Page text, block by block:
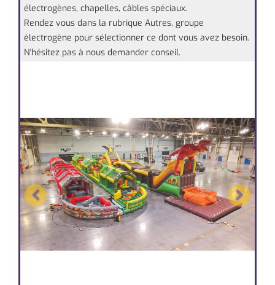
électrogènes, chapelles, câbles spéciaux.
Rendez vous dans la rubrique Autres, groupe
électrogène pour sélectionner ce dont vous avez besoin.
N'hésitez pas à nous demander conseil.
Previous Next